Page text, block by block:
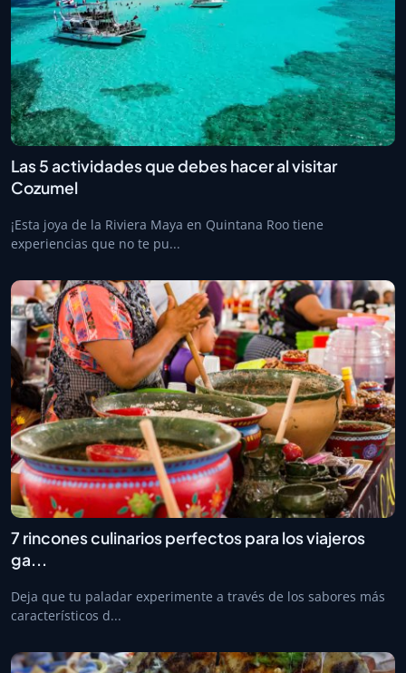
Las 5 actividades que debes hacer al visitar
Cozumel
¡Esta joya de la Riviera Maya en Quintana Roo tiene
experiencias que no te pu...
7 rincones culinarios perfectos para los viajeros
ga...
Deja que tu paladar experimente a través de los sabores más
característicos d...